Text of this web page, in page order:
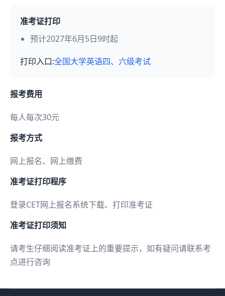
准考证打印
预计2027年6月5日9时起
打印入口:全国大学英语四、六级考试
报考费用
每人每次30元
报考方式
网上报名、网上缴费
准考证打印程序
登录CET网上报名系统下载、打印准考证
准考证打印须知
请考生仔细阅读准考证上的重要提示，如有疑问请联系考
点进行咨询